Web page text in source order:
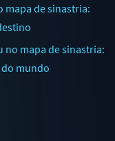
mapa de sinastria:
no mapa de sinastria:
mundo